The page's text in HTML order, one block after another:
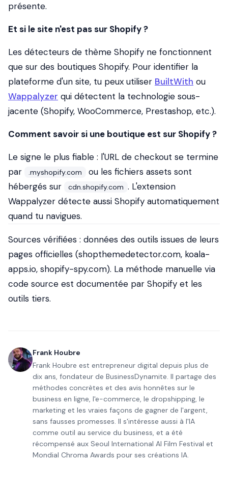
présente.
Et si le site n'est pas sur Shopify ?
Les détecteurs de thème Shopify ne fonctionnent
que sur des boutiques Shopify. Pour identifier la
plateforme d'un site, tu peux utiliser BuiltWith ou
Wappalyzer qui détectent la technologie sous-
jacente (Shopify, WooCommerce, Prestashop, etc.).
Comment savoir si une boutique est sur Shopify ?
Le signe le plus fiable : l'URL de checkout se termine
par
.myshopify.com
ou les fichiers assets sont
hébergés sur
cdn.shopify.com . L'extension
Wappalyzer détecte aussi Shopify automatiquement
quand tu navigues.
Sources vérifiées : données des outils issues de leurs
pages officielles (shopthemedetector.com, koala-
apps.io, shopify-spy.com). La méthode manuelle via
code source est documentée par Shopify et les
outils tiers.
Frank Houbre
Frank Houbre est entrepreneur digital depuis plus de
dix ans, fondateur de BusinessDynamite. Il partage des
méthodes concrètes et des avis honnêtes sur le
business en ligne, l'e-commerce, le dropshipping, le
marketing et les vraies façons de gagner de l'argent,
sans fausses promesses. Il s'intéresse aussi à l'IA
comme outil au service du business, et a été
récompensé aux Seoul International AI Film Festival et
Mondial Chroma Awards pour ses créations IA.